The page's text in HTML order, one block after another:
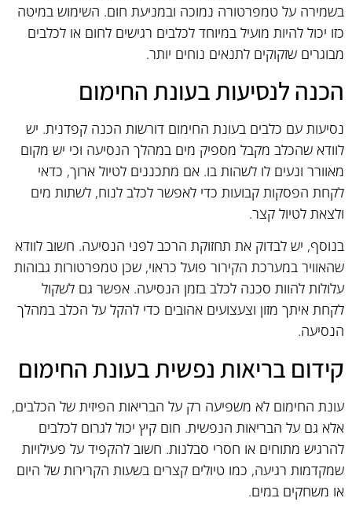
בשמירה על טמפרטורה נמוכה ובמניעת חום. השימוש במיטה
כזו יכול להיות מועיל במיוחד לכלבים רגישים לחום או לכלבים
מבוגרים שזקוקים לתנאים נוחים יותר.
הכנה לנסיעות בעונת החימום
נסיעות עם כלבים בעונת החימום דורשות הכנה קפדנית. יש
לוודא שהכלב מקבל מספיק מים במהלך הנסיעה וכי יש מקום
מאוורר ונעים לו לשהות בו. אם מתכננים לטיול ארוך, כדאי
לקחת הפסקות קבועות כדי לאפשר לכלב לנוח, לשתות מים
ולצאת לטיול קצר.
בנוסף, יש לבדוק את תחזוקת הרכב לפני הנסיעה. חשוב לוודא
שהאוויר במערכת הקירור פועל כראוי, שכן טמפרטורות גבוהות
עלולות להוות סכנה לכלב בזמן הנסיעה. אפשר גם לשקול
לקחת איתך מזון וצעצועים אהובים כדי להקל על הכלב במהלך
הנסיעה.
קידום בריאות נפשית בעונת החימום
עונת החימום לא משפיעה רק על הבריאות הפיזית של הכלבים,
אלא גם על הבריאות הנפשית. חום קיץ יכול לגרום לכלבים
להרגיש מתוחים או חסרי סבלנות. חשוב להקפיד על פעילויות
שמקדמות רגיעה, כמו טיולים קצרים בשעות הקרירות של היום
או משחקים במים.